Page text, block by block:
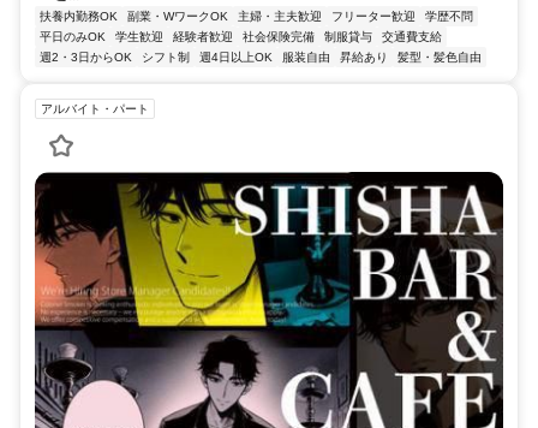
扶養内勤務OK 副業・WワークOK 主婦・主夫歓迎 フリーター歓迎
学歴不問
平日のみOK
学生歓迎 経験者歓迎 社会保険完備 制服貸与
交通費支給
週2・3日からOK
シフト制 週4日以上OK 服装自由 昇給あり 髪型・髪色自由
アルバイト・パート